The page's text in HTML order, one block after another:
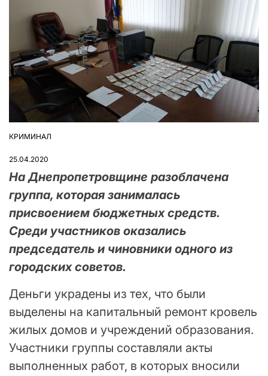
ОПУБЛІКУВАТИ
КРИМИНАЛ
25.04.2020
На Днепропетровщине разоблачена
группа, которая занималась
присвоением бюджетных средств.
Среди участников оказались
председатель и чиновники одного из
городских советов.
Деньги украдены из тех, что были
выделены на капитальный ремонт кровель
жилых домов и учреждений образования.
Участники группы составляли акты
выполненных работ, в которых вносили